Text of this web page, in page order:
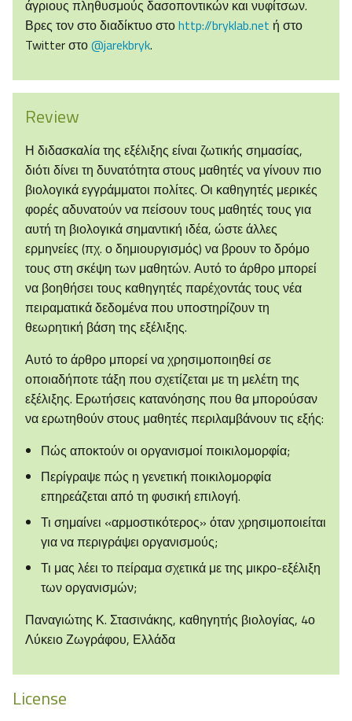
άγριους πληθυσμούς δασοποντικών και νυφίτσων.
Βρες τον στο διαδίκτυο στοhttp://bryklab.net ή στο
Twitter στο@jarekbryk.
Review
Η διδασκαλία της εξέλιξης είναι ζωτικής σημασίας,
διότι δίνει τη δυνατότητα στους μαθητές να γίνουν πιο
βιολογικά εγγράμματοι πολίτες. Οι καθηγητές μερικές
φορές αδυνατούν να πείσουν τους μαθητές τους για
αυτή τη βιολογικά σημαντική ιδέα, ώστε άλλες
ερμηνείες (πχ. ο δημιουργισμός) να βρουν το δρόμο
τους στη σκέψη των μαθητών. Αυτό το άρθρο μπορεί
να βοηθήσει τους καθηγητές παρέχοντάς τους νέα
πειραματικά δεδομένα που υποστηρίζουν τη
θεωρητική βάση της εξέλιξης.
Αυτό το άρθρο μπορεί να χρησιμοποιηθεί σε
οποιαδήποτε τάξη που σχετίζεται με τη μελέτη της
εξέλιξης. Ερωτήσεις κατανόησης που θα μπορούσαν
να ερωτηθούν στους μαθητές περιλαμβάνουν τις εξής:
Πώς αποκτούν οι οργανισμοί ποικιλομορφία;
Περίγραψε πώς η γενετική ποικιλομορφία
επηρεάζεται από τη φυσική επιλογή.
Τι σημαίνει «αρμοστικότερος» όταν χρησιμοποιείται
για να περιγράψει οργανισμούς;
Τι μας λέει το πείραμα σχετικά με της μικρο-εξέλιξη
των οργανισμών;
Παναγιώτης Κ. Στασινάκης, καθηγητής βιολογίας, 4ο
Λύκειο Ζωγράφου, Ελλάδα
License